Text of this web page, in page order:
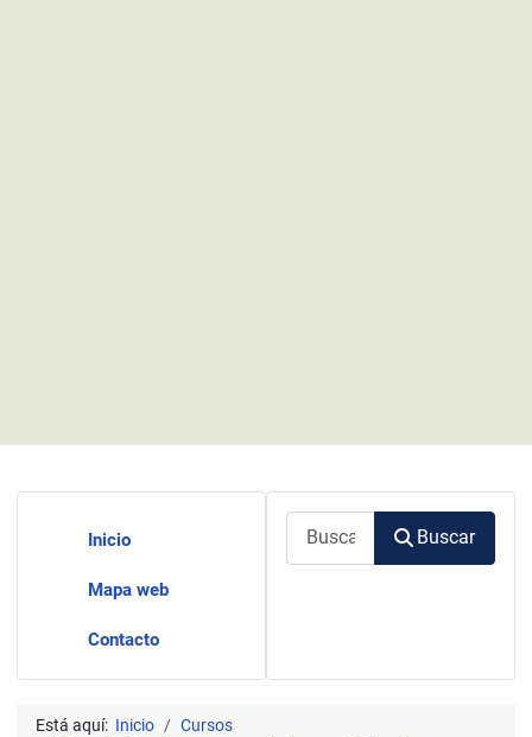
Inicio
Mapa web
Contacto
Buscar
Está aquí: Inicio
Cursos